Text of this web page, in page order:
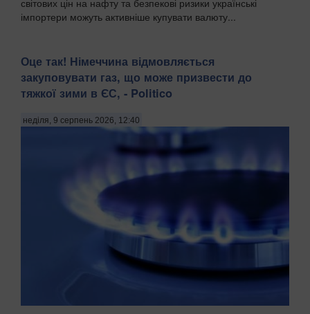
імпортери можуть активніше купувати валюту...
Оце так! Німеччина відмовляється
закуповувати газ, що може призвести до
тяжкої зими в ЄС, - Politico
неділя, 9 серпень 2026, 12:40